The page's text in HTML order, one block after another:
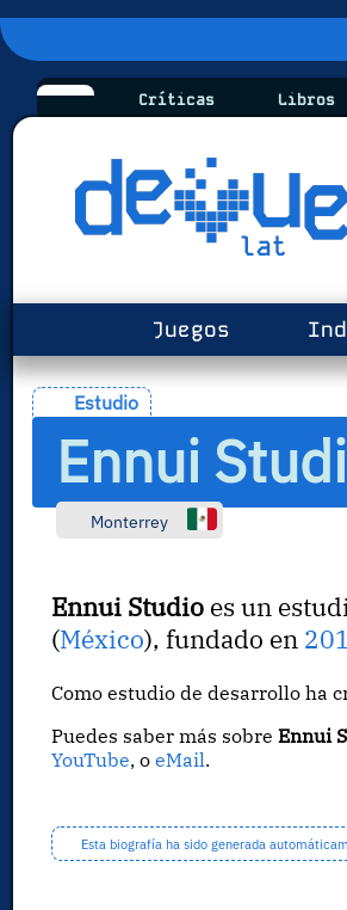
Críticas Libros
Juegos
Estudio
Ennui
Monterrey
Ennui Studio es un
(México), fundado en
Como estudio de desarrollo ha
Puedes saber más sobreEnnui
YouTube, oeMail.
Esta biografía ha sido generada